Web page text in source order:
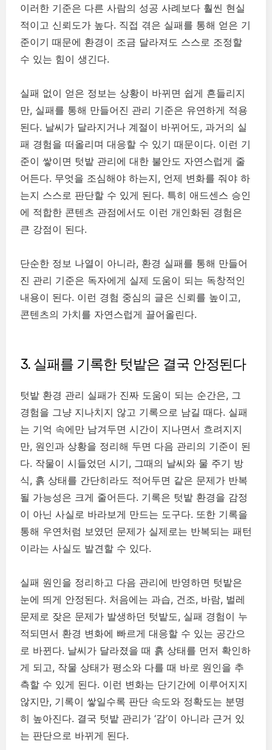
이러한 기준은 다른 사람의 성공 사례보다 훨씬 현실
적이고 신뢰도가 높다. 직접 겪은 실패를 통해 얻은 기
준이기 때문에 환경이 조금 달라져도 스스로 조정할
수 있는 힘이 생긴다.
실패 없이 얻은 정보는 상황이 바뀌면 쉽게 흔들리지
만, 실패를 통해 만들어진 관리 기준은 유연하게 적용
된다. 날씨가 달라지거나 계절이 바뀌어도, 과거의 실
패 경험을 떠올리며 대응할 수 있기 때문이다. 이런 기
준이 쌓이면 텃밭 관리에 대한 불안도 자연스럽게 줄
어든다. 무엇을 조심해야 하는지, 언제 변화를 줘야 하
는지 스스로 판단할 수 있게 된다. 특히 애드센스 승인
에 적합한 콘텐츠 관점에서도 이런 개인화된 경험은
큰 강점이 된다.
단순한 정보 나열이 아니라, 환경 실패를 통해 만들어
진 관리 기준은 독자에게 실제 도움이 되는 독창적인
내용이 된다. 이런 경험 중심의 글은 신뢰를 높이고,
콘텐츠의 가치를 자연스럽게 끌어올린다.
3. 실패를 기록한 텃밭은 결국 안정된다
텃밭 환경 관리 실패가 진짜 도움이 되는 순간은, 그
경험을 그냥 지나치지 않고 기록으로 남길 때다. 실패
는 기억 속에만 남겨두면 시간이 지나면서 흐려지지
만, 원인과 상황을 정리해 두면 다음 관리의 기준이 된
다. 작물이 시들었던 시기, 그때의 날씨와 물 주기 방
식, 흙 상태를 간단히라도 적어두면 같은 문제가 반복
될 가능성은 크게 줄어든다. 기록은 텃밭 환경을 감정
이 아닌 사실로 바라보게 만드는 도구다. 또한 기록을
통해 우연처럼 보였던 문제가 실제로는 반복되는 패턴
이라는 사실도 발견할 수 있다.
실패 원인을 정리하고 다음 관리에 반영하면 텃밭은
눈에 띄게 안정된다. 처음에는 과습, 건조, 바람, 벌레
문제로 잦은 문제가 발생하던 텃밭도, 실패 경험이 누
적되면서 환경 변화에 빠르게 대응할 수 있는 공간으
로 바뀐다. 날씨가 달라졌을 때 흙 상태를 먼저 확인하
게 되고, 작물 상태가 평소와 다를 때 바로 원인을 추
측할 수 있게 된다. 이런 변화는 단기간에 이루어지지
않지만, 기록이 쌓일수록 판단 속도와 정확도는 분명
히 높아진다. 결국 텃밭 관리가 ‘감’이 아니라 근거 있
는 판단으로 바뀌게 된다.